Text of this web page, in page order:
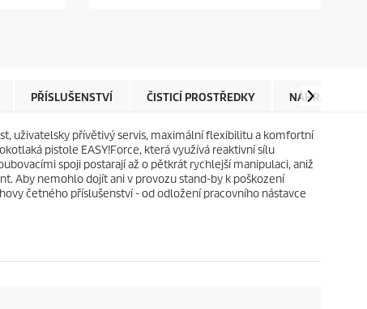
r
e
e
PŘÍSLUŠENSTVÍ ČISTICÍ PROSTŘEDKY NÁHRADNÍ
uživatelsky přívětivý servis, maximální flexibilitu a komfortní
pistole EASY!Force, která využívá reaktivní sílu
spoji postarají až o pětkrát rychlejší manipulaci, aniž
Aby nemohlo dojít ani v provozu stand-by k poškození
četného příslušenství - od odložení pracovního nástavce